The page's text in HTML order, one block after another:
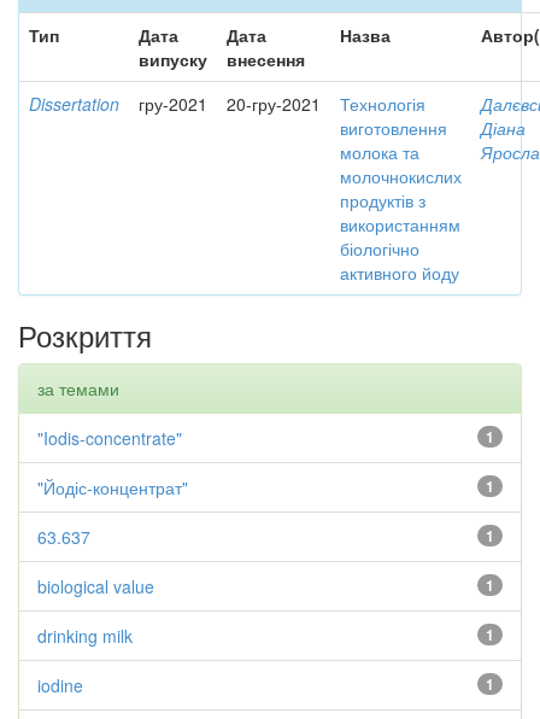
Тип
Дата
випуску
Дата
внесення
Назва
Dissertation гру-2021 20-гру-2021
Технологія
виготовлення
молока та
молочнокислих
продуктів з
використанням
біологічно
активного йоду
Діана
Розкриття
за темами
1
"Iodis-concentrate"
1
"Йодіс-концентрат"
1
63.637
1
biological value
1
drinking milk
1
iodine